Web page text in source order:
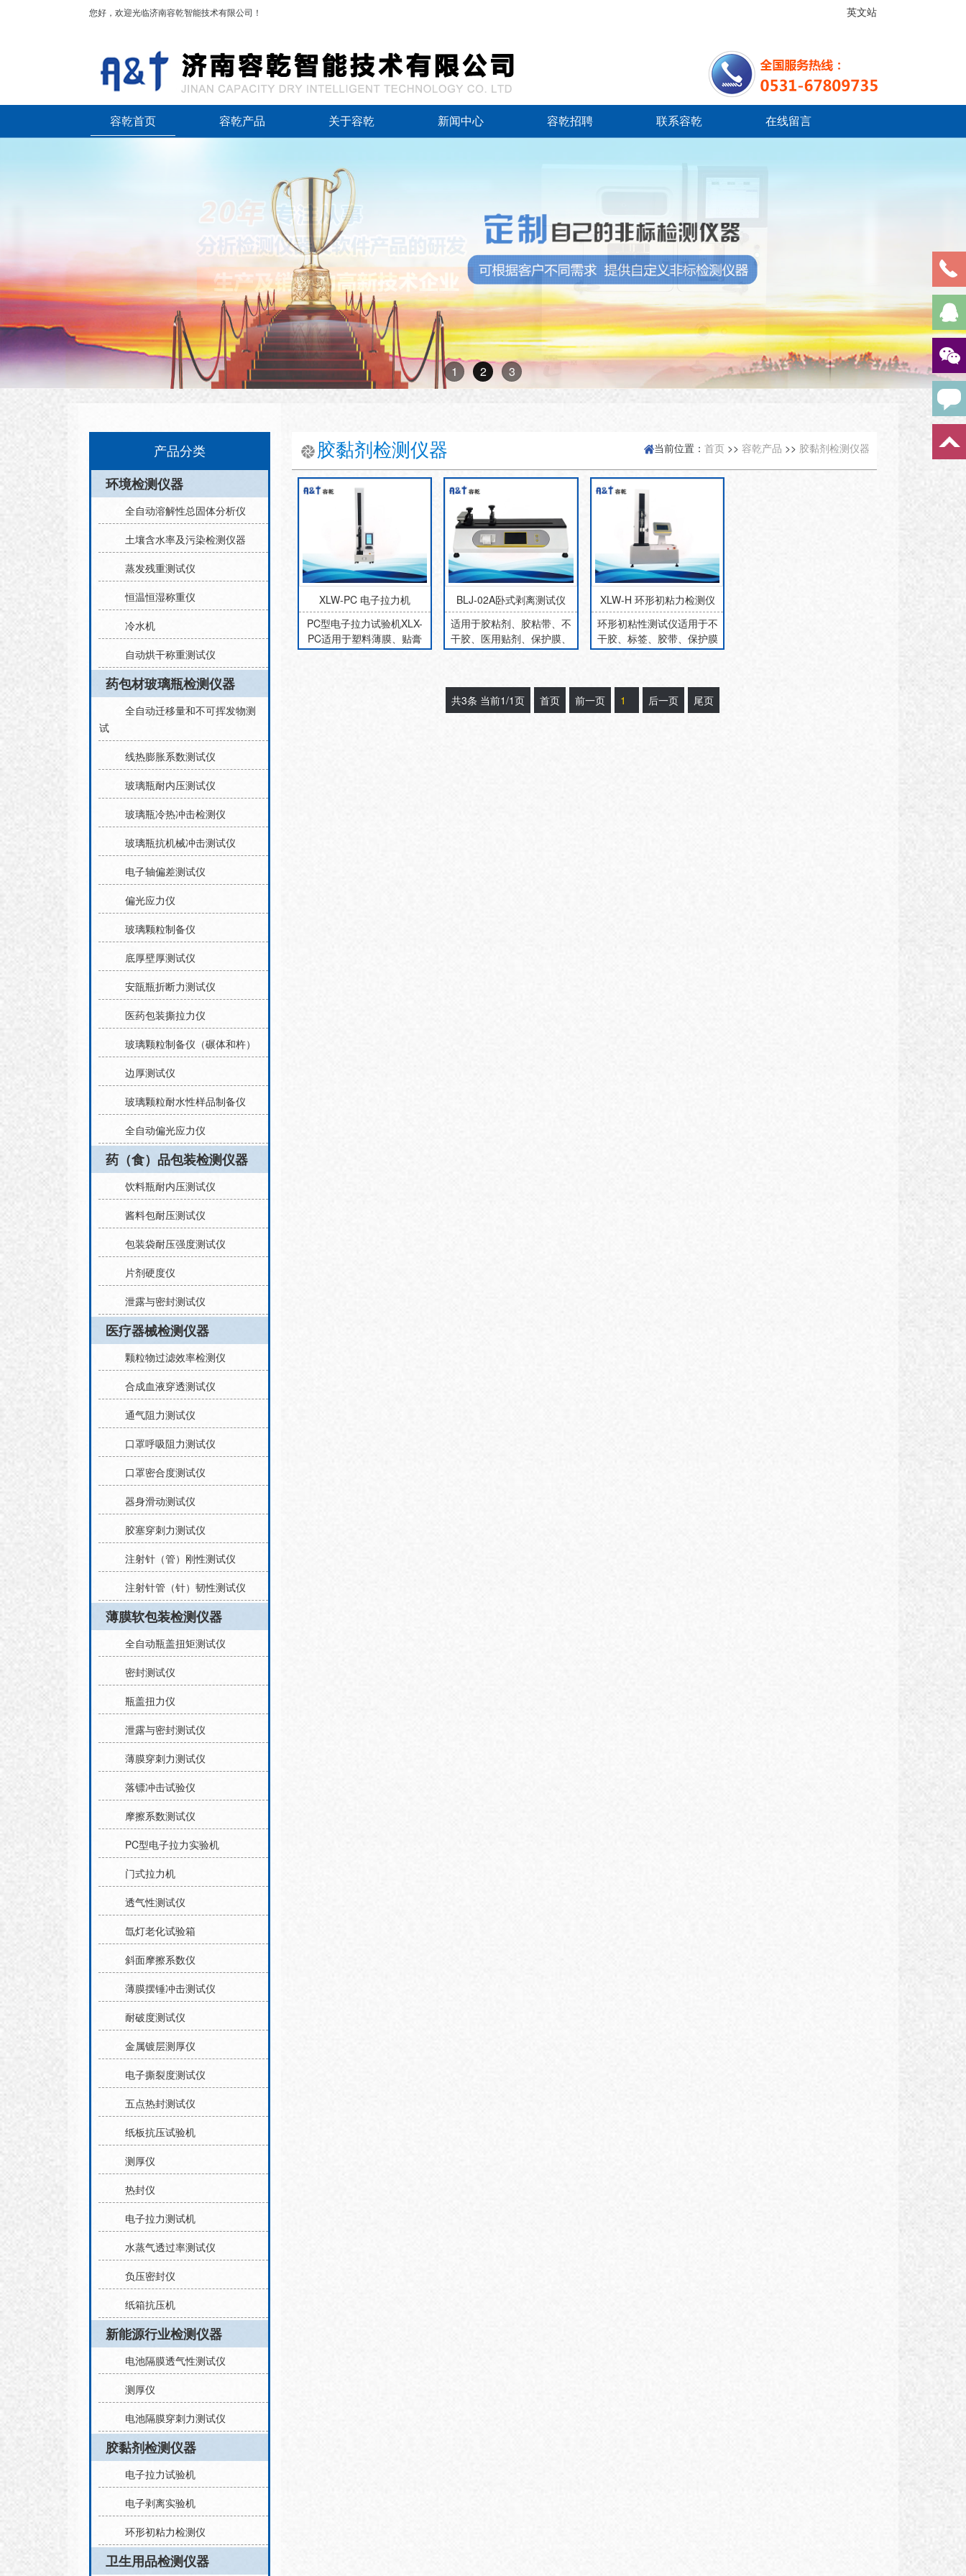
您好，欢迎光临济南容乾智能技术有限公司！ 英文站
容乾首页 容乾产品 关于容乾 新闻中心 容乾招聘 联系容乾 在线留言
1 2 3
产品分类
环境检测仪器
全自动溶解性总固体分析仪
土壤含水率及污染检测仪器
蒸发残重测试仪
恒温恒湿称重仪
冷水机
自动烘干称重测试仪
药包材玻璃瓶检测仪器
全自动迁移量和不可挥发物测
试
线热膨胀系数测试仪
玻璃瓶耐内压测试仪
玻璃瓶冷热冲击检测仪
玻璃瓶抗机械冲击测试仪
电子轴偏差测试仪
偏光应力仪
玻璃颗粒制备仪
底厚壁厚测试仪
安瓿瓶折断力测试仪
医药包装撕拉力仪
玻璃颗粒制备仪（碾体和杵）
边厚测试仪
玻璃颗粒耐水性样品制备仪
全自动偏光应力仪
药（食）品包装检测仪器
饮料瓶耐内压测试仪
酱料包耐压测试仪
包装袋耐压强度测试仪
片剂硬度仪
泄露与密封测试仪
医疗器械检测仪器
颗粒物过滤效率检测仪
合成血液穿透测试仪
通气阻力测试仪
口罩呼吸阻力测试仪
口罩密合度测试仪
器身滑动测试仪
胶塞穿刺力测试仪
注射针（管）刚性测试仪
注射针管（针）韧性测试仪
薄膜软包装检测仪器
全自动瓶盖扭矩测试仪
密封测试仪
瓶盖扭力仪
泄露与密封测试仪
薄膜穿刺力测试仪
落镖冲击试验仪
摩擦系数测试仪
PC型电子拉力实验机
门式拉力机
透气性测试仪
氙灯老化试验箱
斜面摩擦系数仪
薄膜摆锤冲击测试仪
耐破度测试仪
金属镀层测厚仪
电子撕裂度测试仪
五点热封测试仪
纸板抗压试验机
测厚仪
热封仪
电子拉力测试机
水蒸气透过率测试仪
负压密封仪
纸箱抗压机
新能源行业检测仪器
电池隔膜透气性测试仪
测厚仪
电池隔膜穿刺力测试仪
胶黏剂检测仪器
电子拉力试验机
电子剥离实验机
环形初粘力检测仪
卫生用品检测仪器
胶黏剂检测仪器 当前位置： 首页 >> 容乾产品 >> 胶黏剂检测仪器
XLW-PC 电子拉力机
PC型电子拉力试验机XLX-
PC适用于塑料薄膜、贴膏
剂、医疗器械、医···
BLJ-02A卧式剥离测试仪
适用于胶粘剂、胶粘带、不
干胶、医用贴剂、保护膜、
离型纸、复合···
XLW-H 环形初粘力检测仪
环形初粘性测试仪适用于不
干胶、标签、胶带、保护膜
等胶粘类初始···
共3条 当前1/1页 首页 前一页 1 后一页 尾页